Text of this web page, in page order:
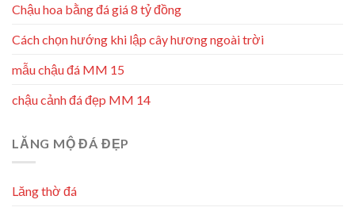
Chậu hoa bằng đá giá 8 tỷ đồng
Cách chọn hướng khi lập cây hương ngoài trời
mẫu chậu đá MM 15
chậu cảnh đá đẹp MM 14
LĂNG MỘ ĐÁ ĐẸP
Lăng thờ đá